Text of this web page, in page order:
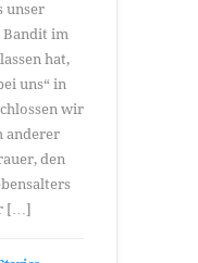
unser
Bandit im
hat,
uns“ in
wir
anderer
den
[…]